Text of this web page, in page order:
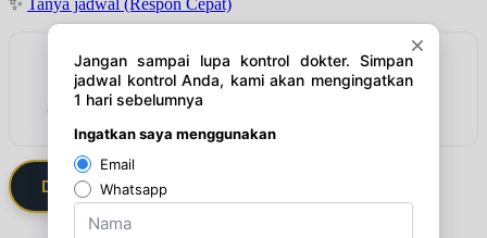
✨ Tanya jadwal (Respon Cepat)
Lindungi harta anda dari inflasi
Lihat detail & harga →
Daftarkan Saya via Member VIP